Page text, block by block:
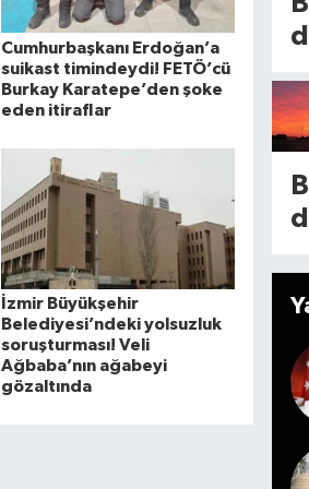
Cumhurbaşkanı Erdoğan’a
suikast timindeydi! FETÖ’cü
Burkay Karatepe’den şoke
eden itiraflar
İzmir Büyükşehir
Belediyesi’ndeki yolsuzluk
soruşturması! Veli
Ağbaba’nın ağabeyi
gözaltında
n